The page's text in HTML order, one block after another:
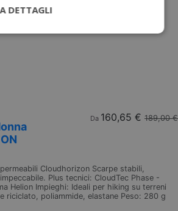
Da 160,65 € 189,00 €
Cloudhorizon Scarpe stabili,
Plus tecnici: CloudTec Phase -
Helion Impieghi: Ideali per hiking su terreni
riciclato, poliammide, elastane Peso: 280 g
DETTAGLI